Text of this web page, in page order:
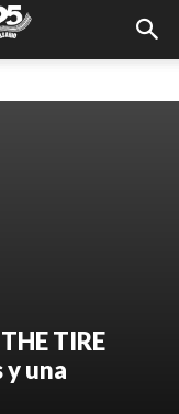
TIRE
y una